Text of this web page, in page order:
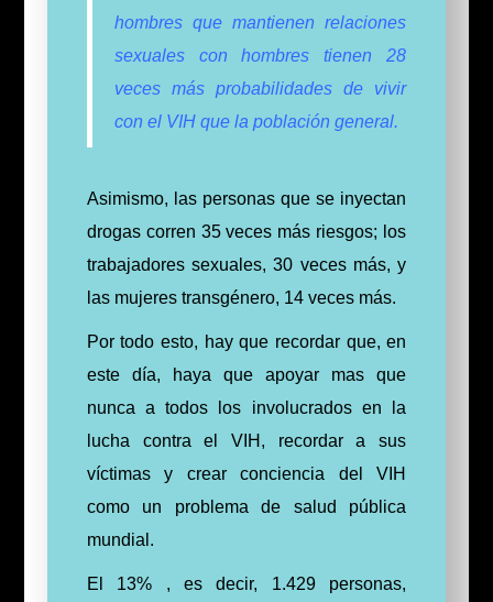
hombres que mantienen relaciones
sexuales con hombres tienen 28
veces más probabilidades de vivir
con el VIH que la población general.
Asimismo, las personas que se inyectan
drogas corren 35 veces más riesgos; los
trabajadores sexuales, 30 veces más, y
las mujeres transgénero, 14 veces más.
Por todo esto, hay que recordar que, en
este día, haya que apoyar mas que
nunca a todos los involucrados en la
lucha contra el VIH, recordar a sus
víctimas y crear conciencia del VIH
como un problema de salud pública
mundial.
El 13% , es decir, 1.429 personas,